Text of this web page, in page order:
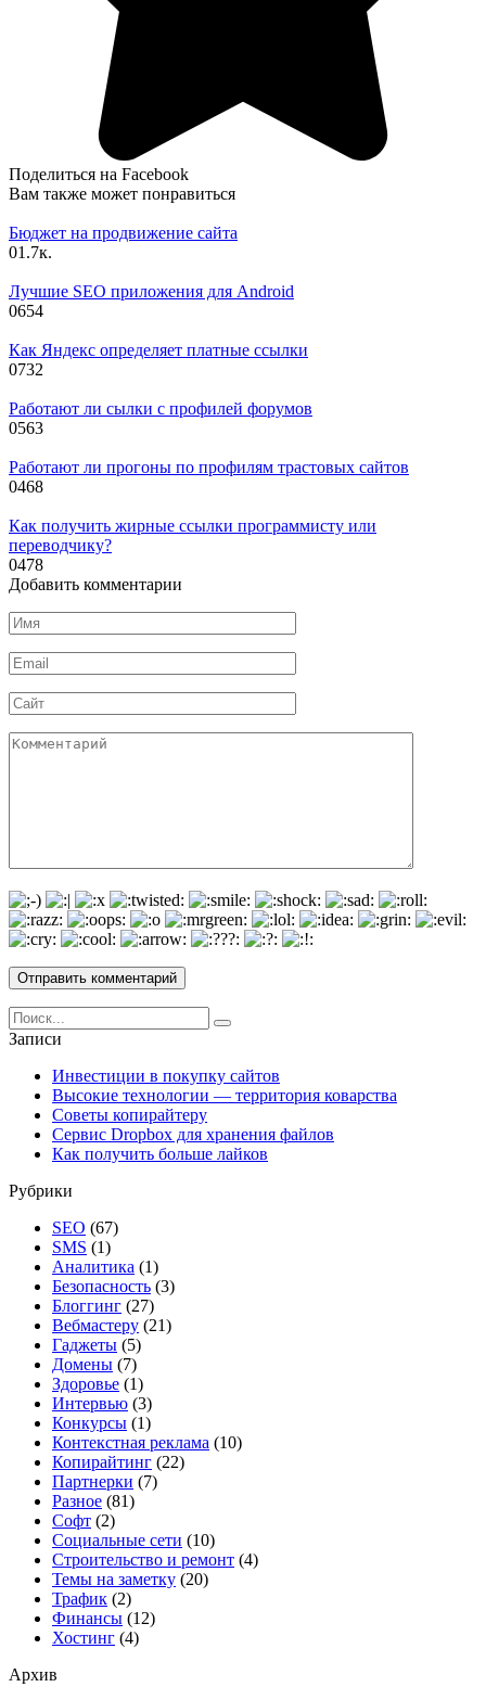
Поделиться на Facebook
Вам также может понравиться
Бюджет на продвижение сайта
01.7к.
Лучшие SEO приложения для Android
0654
Как Яндекс определяет платные ссылки
0732
Работают ли сылки с профилей форумов
0563
Работают ли прогоны по профилям трастовых сайтов
0468
Как получить жирные ссылки программисту или
переводчику?
0478
Добавить комментарии
Имя
*
Email
*
Сайт
Комментарий
Search
for:
Записи
Инвестиции в покупку сайтов
Высокие технологии — территория коварства
Советы копирайтеру
Сервис Dropbox для хранения файлов
Как получить больше лайков
Рубрики
SEO (67)
SMS (1)
Аналитика (1)
Безопасность (3)
Блоггинг (27)
Вебмастеру (21)
Гаджеты (5)
Домены (7)
Здоровье (1)
Интервью (3)
Конкурсы (1)
Контекстная реклама (10)
Копирайтинг (22)
Партнерки (7)
Разное (81)
Софт (2)
Социальные сети (10)
Строительство и ремонт (4)
Темы на заметку (20)
Трафик (2)
Финансы (12)
Хостинг (4)
Архив